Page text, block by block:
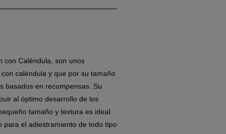
con Caléndula, son unos
caléndula y que por su tamaño
basados en recompensas. Su
al óptimo desarrollo de los
tamaño y textura es ideal
para el adiestramiento de todo tipo